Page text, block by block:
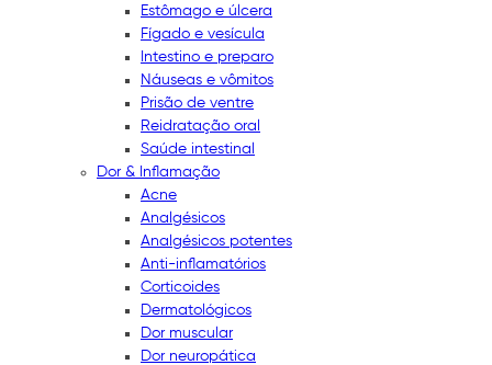
Estômago e úlcera
Fígado e vesícula
Intestino e preparo
Náuseas e vômitos
Prisão de ventre
Reidratação oral
Saúde intestinal
Dor & Inflamação
Acne
Analgésicos
Analgésicos potentes
Anti-inflamatórios
Corticoides
Dermatológicos
Dor muscular
Dor neuropática